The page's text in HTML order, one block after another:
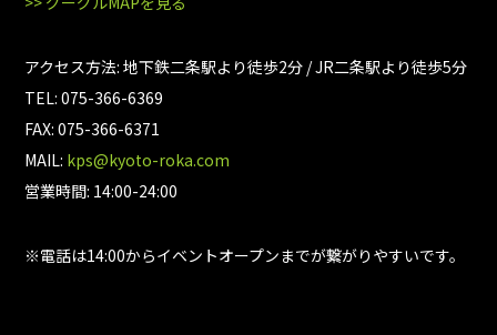
アクセス方法: 地下鉄二条駅より徒歩2分 / JR二条駅より徒歩5分
TEL: 075-366-6369
FAX: 075-366-6371
MAIL: kps@kyoto-roka.com
営業時間: 14:00-24:00
※電話は14:00からイベントオープンまでが繋がりやすいです。